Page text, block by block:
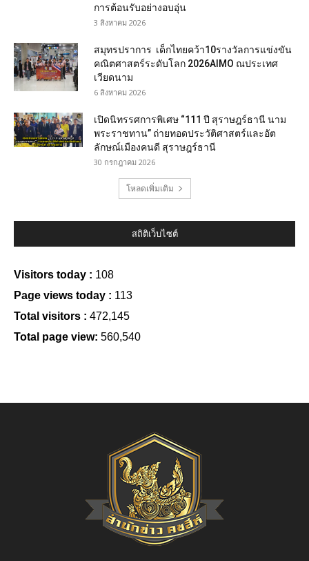
การต้อนรับอย่างอบอุ่น
3 สิงหาคม 2026
สมุทรปราการ เด็กไทยคว้า10รางวัลการแข่งขัน
คณิตศาสตร์ระดับโลก 2026AIMO ณประเทศ
เวียดนาม
6 สิงหาคม 2026
เปิดนิทรรศการพิเศษ “111 ปี สุราษฎร์ธานี นาม
พระราชทาน” ถ่ายทอดประวัติศาสตร์และอัต
ลักษณ์เมืองคนดี สุราษฎร์ธานี
30 กรกฎาคม 2026
โหลดเพิ่มเติม
สถิติเว็บไซต์
Visitors today : 108
Page views today : 113
Total visitors : 472,145
Total page view: 560,540